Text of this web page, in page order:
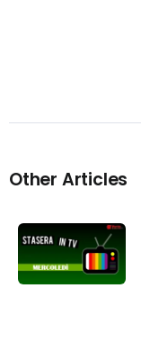
Other Articles